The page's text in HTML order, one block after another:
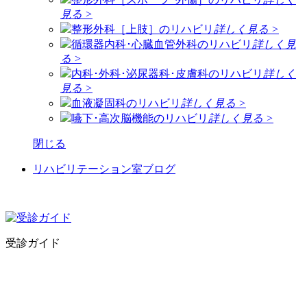
見る >
整形外科［上肢］のリハビリ 詳しく見る >
循環器内科･心臓血管外科のリハビリ 詳しく見
る >
内科･外科･泌尿器科･皮膚科のリハビリ 詳しく
見る >
血液凝固科のリハビリ 詳しく見る >
嚥下･高次脳機能のリハビリ 詳しく見る >
閉じる
リハビリテーション室ブログ
受診ガイド